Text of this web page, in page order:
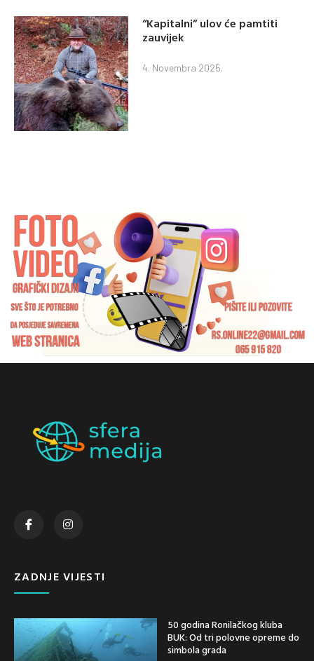
“Kapitalni” ulov će pamtiti
zauvijek
4. Novembra 2025.
ZADNJE VIJESTI
50 godina Ronilačkog kluba
BUK: Od tri polovne opreme do
simbola grada